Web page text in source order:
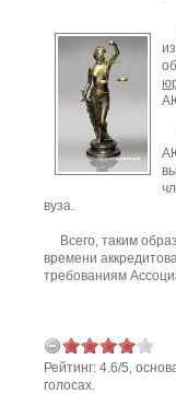
вуза.
Всего, таким
времени
требованиям
Рейтинг: 4.6/5,
голосах.